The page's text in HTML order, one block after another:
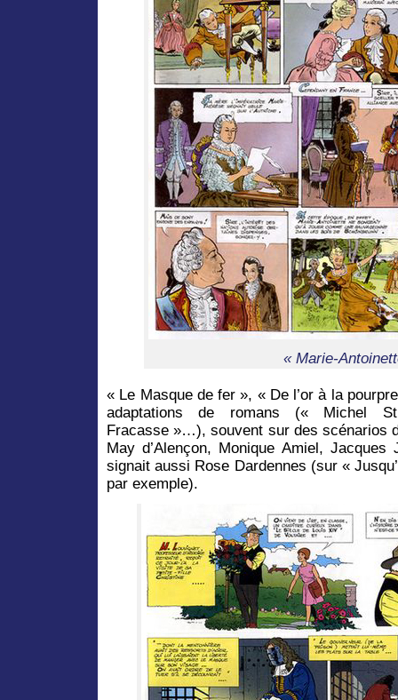
« Marie-
« Le Masque de fer », « De l’or à la
adaptations de romans (« Michel
Fracasse »…), souvent sur des scénarios
May d’Alençon, Monique Amiel,
signait aussi Rose Dardennes (sur «
par exemple).